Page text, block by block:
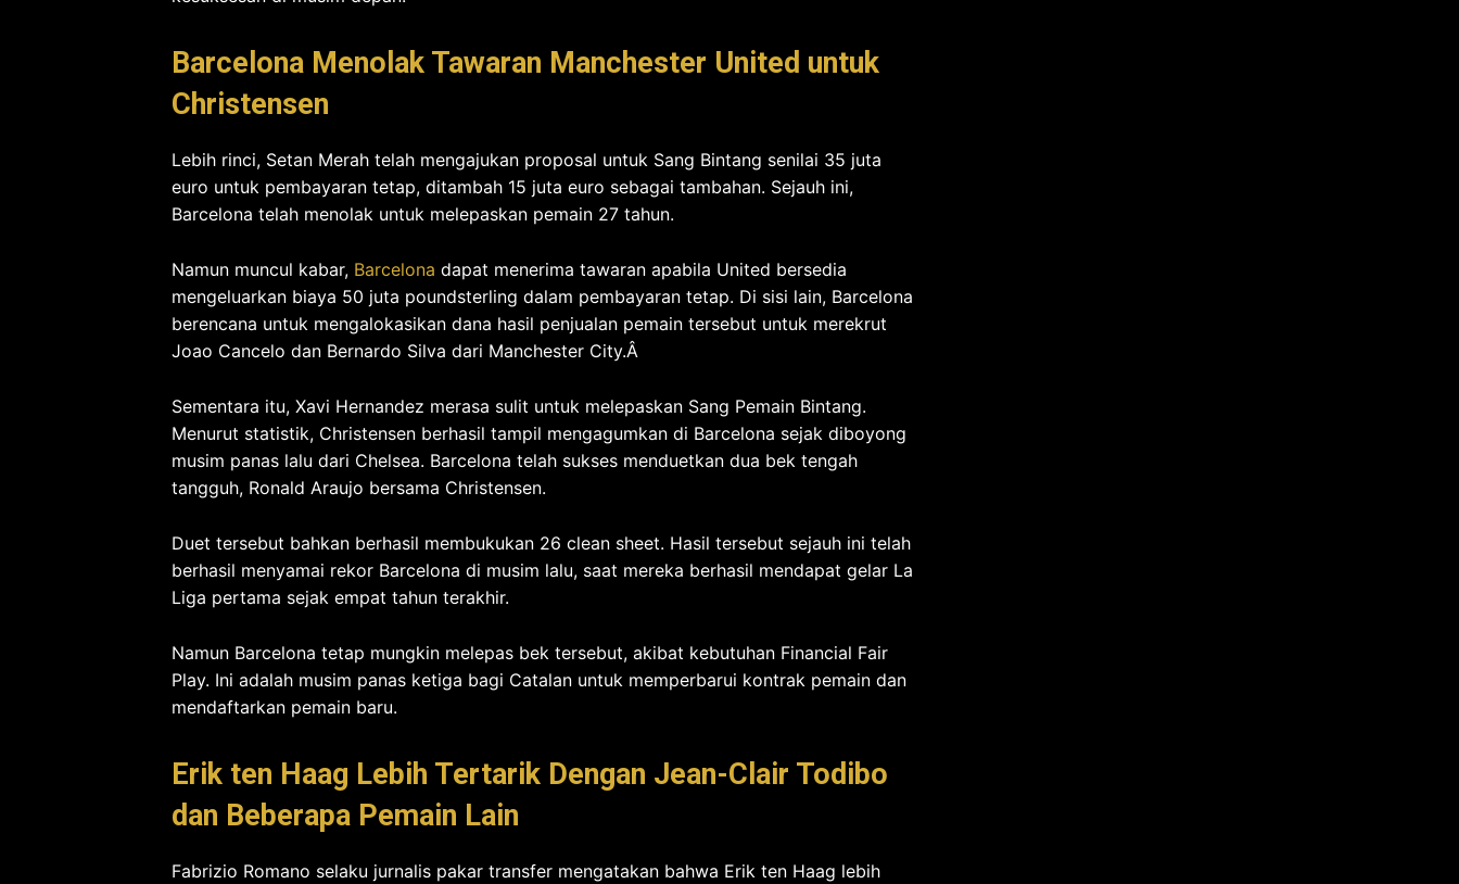
Barcelona Menolak Tawaran Manchester United untuk
Christensen
Lebih rinci, Setan Merah telah mengajukan proposal untuk Sang Bintang senilai 35 juta
euro untuk pembayaran tetap, ditambah 15 juta euro sebagai tambahan. Sejauh ini,
Barcelona telah menolak untuk melepaskan pemain 27 tahun.
Namun muncul kabar, Barcelona dapat menerima tawaran apabila United bersedia
mengeluarkan biaya 50 juta poundsterling dalam pembayaran tetap. Di sisi lain, Barcelona
berencana untuk mengalokasikan dana hasil penjualan pemain tersebut untuk merekrut
Joao Cancelo dan Bernardo Silva dari Manchester City.Â
Sementara itu, Xavi Hernandez merasa sulit untuk melepaskan Sang Pemain Bintang.
Menurut statistik, Christensen berhasil tampil mengagumkan di Barcelona sejak diboyong
musim panas lalu dari Chelsea. Barcelona telah sukses menduetkan dua bek tengah
tangguh, Ronald Araujo bersama Christensen.
Duet tersebut bahkan berhasil membukukan 26 clean sheet. Hasil tersebut sejauh ini telah
berhasil menyamai rekor Barcelona di musim lalu, saat mereka berhasil mendapat gelar La
Liga pertama sejak empat tahun terakhir.
Namun Barcelona tetap mungkin melepas bek tersebut, akibat kebutuhan Financial Fair
Play. Ini adalah musim panas ketiga bagi Catalan untuk memperbarui kontrak pemain dan
mendaftarkan pemain baru.
Erik ten Haag Lebih Tertarik Dengan Jean-Clair Todibo
dan Beberapa Pemain Lain
Fabrizio Romano selaku jurnalis pakar transfer mengatakan bahwa Erik ten Haag lebih